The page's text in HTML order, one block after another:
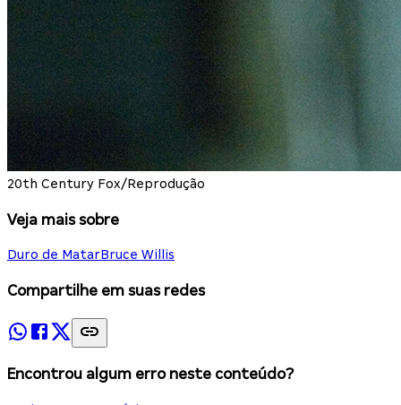
20th Century Fox/Reprodução
Veja mais sobre
Duro de MatarBruce Willis
Compartilhe em suas redes
Encontrou algum erro neste conteúdo?